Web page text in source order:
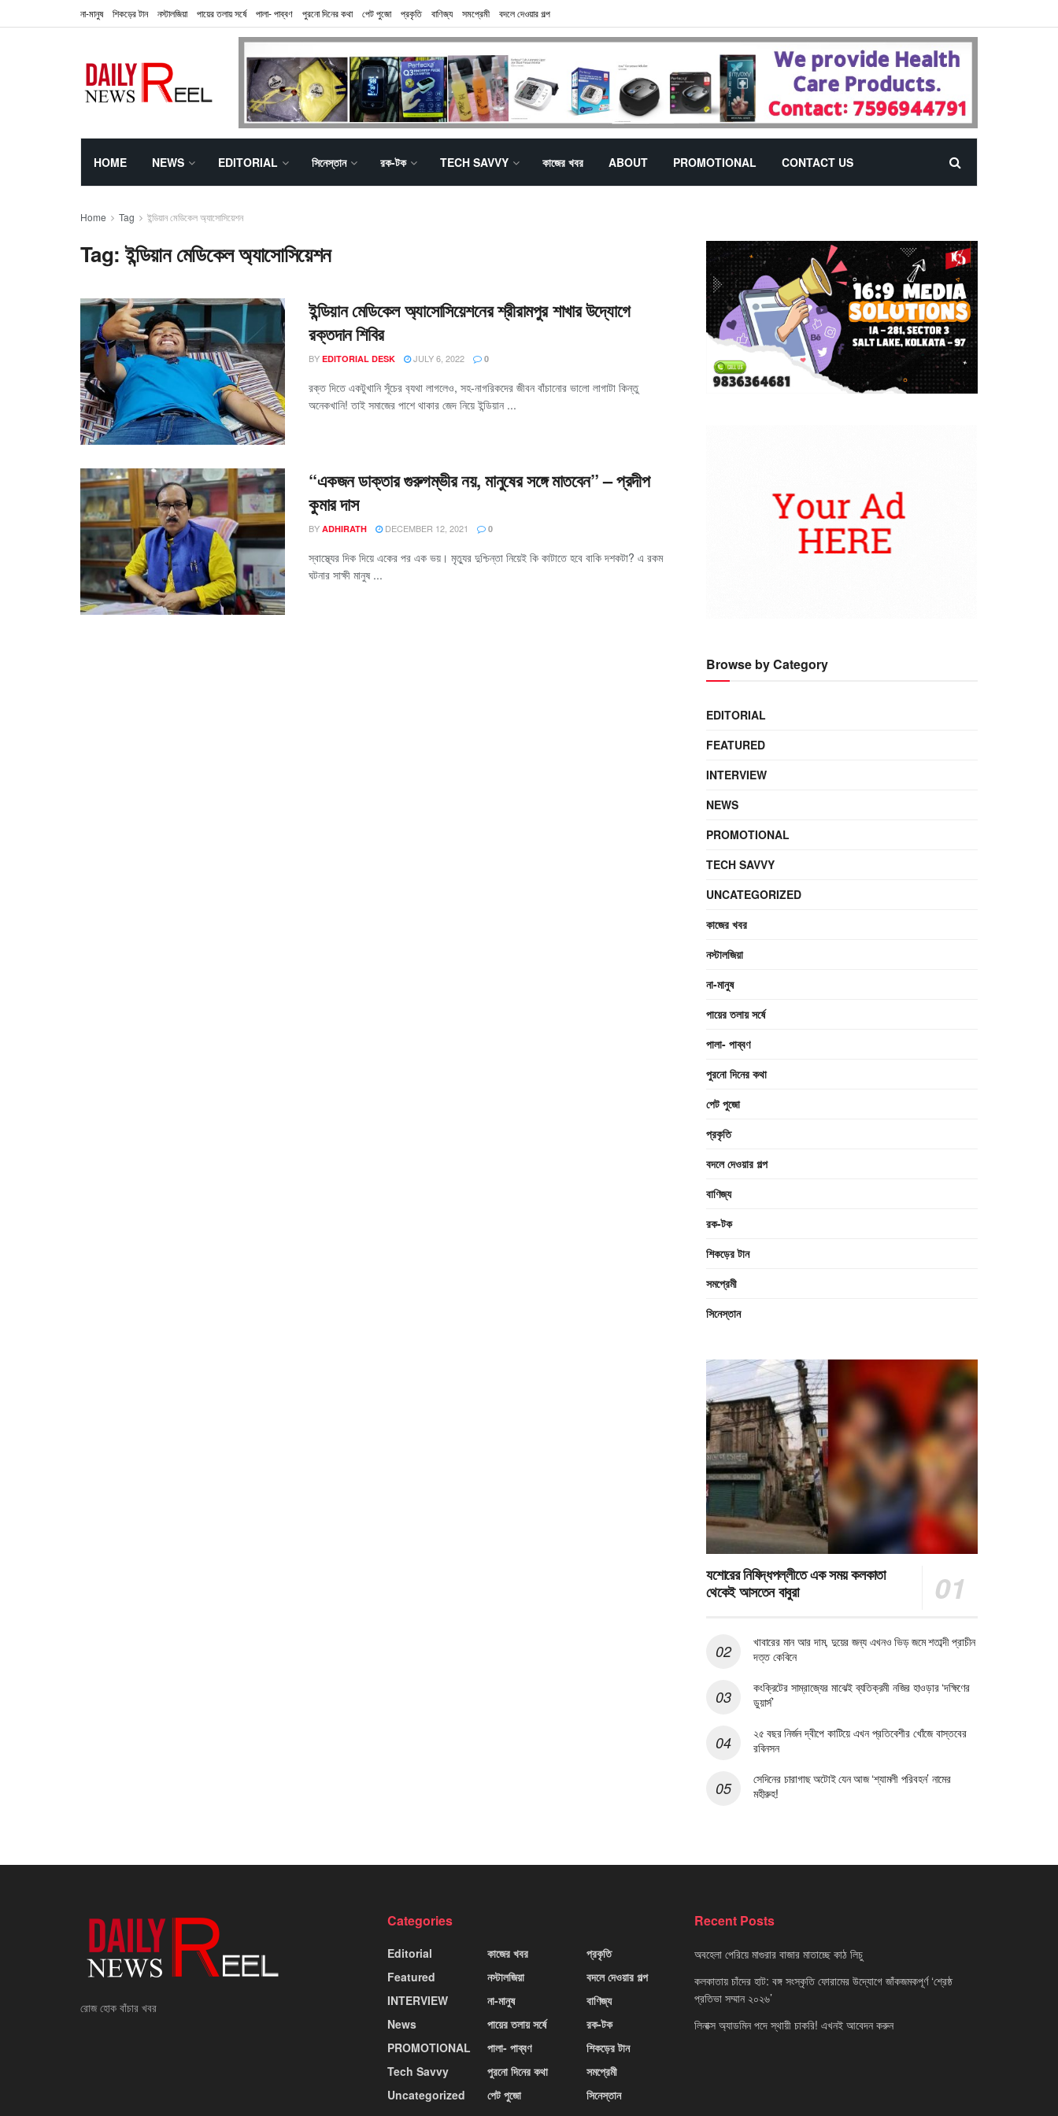
না-মানুষ শিকড়ের টান নস্টালজিয়া পায়ের তলায় সর্ষে পালা- পাব্বণ পুরনো দিনের কথা পেট পুজো প্রকৃতি বাণিজ্য সমপ্রেমী বদলে দেওয়ার গল্প
HOME NEWS EDITORIAL সিনেস্তান রক-টক TECH SAVVY কাজের খবর ABOUT PROMOTIONAL CONTACT US
Home Tag ইন্ডিয়ান মেডিকেল অ্যাসোসিয়েশন
Tag:ইন্ডিয়ান মেডিকেল অ্যাসোসিয়েশন
ইন্ডিয়ান মেডিকেল অ্যাসোসিয়েশনের শ্রীরামপুর শাখার উদ্যোগে
রক্তদান শিবির
BY EDITORIAL DESK JULY 6, 2022 0
রক্ত দিতে একটুখানি সূঁচের ব‍্যথা লাগলেও, সহ-নাগরিকদের জীবন বাঁচানোর ভালো লাগাটা কিন্তু
অনেকখানি! তাই সমাজের পাশে থাকার জেদ নিয়ে ইন্ডিয়ান ...
“একজন ডাক্তার গুরুগম্ভীর নয়, মানুষের সঙ্গে মাতবেন” – প্রদীপ
কুমার দাস
BY ADHIRATH DECEMBER 12, 2021 0
স্বাস্থ্যের দিক দিয়ে একের পর এক ভয়। মৃত্যুর দুশ্চিন্তা নিয়েই কি কাটাতে হবে বাকি দশকটা? এ রকম
ঘটনার সাক্ষী মানুষ ...
Browse by Category
EDITORIAL
FEATURED
INTERVIEW
NEWS
PROMOTIONAL
TECH SAVVY
UNCATEGORIZED
কাজের খবর
নস্টালজিয়া
না-মানুষ
পায়ের তলায় সর্ষে
পালা- পাব্বণ
পুরনো দিনের কথা
পেট পুজো
প্রকৃতি
বদলে দেওয়ার গল্প
বাণিজ্য
রক-টক
শিকড়ের টান
সমপ্রেমী
সিনেস্তান
যশোরের নিষিদ্ধপল্লীতে এক সময় কলকাতা
থেকেই আসতেন বাবুরা
খাবারের মান আর দাম, দুয়ের জন্য এখনও ভিড় জমে শতাব্দী প্রাচীন
দত্ত কেবিনে
কংক্রিটের সাম্রাজ্যের মাঝেই ব্যতিক্রমী নজির হাওড়ার ‘দক্ষিণের
ডুয়ার্স’
২৫ বছর নির্জন দ্বীপে কাটিয়ে এখন প্রতিবেশীর খোঁজে বাস্তবের
রবিনসন
সেদিনের চারাগাছ অটোই যেন আজ ‘শ্যামলী পরিবহন’ নামের
মহীরুহ!
রোজ হোক বাঁচার খবর
Categories
Editorial
Featured
INTERVIEW
News
PROMOTIONAL
Tech Savvy
Uncategorized
কাজের খবর
নস্টালজিয়া
না-মানুষ
পায়ের তলায় সর্ষে
পালা- পাব্বণ
পুরনো দিনের কথা
পেট পুজো
প্রকৃতি
বদলে দেওয়ার গল্প
বাণিজ্য
রক-টক
শিকড়ের টান
সমপ্রেমী
সিনেস্তান
Recent Posts
অবহেলা পেরিয়ে মাগুরার বাজার মাতাচ্ছে কাঠ লিচু
কলকাতায় চাঁদের হাট: বঙ্গ সংস্কৃতি ফোরামের উদ্যোগে জাঁকজমকপূর্ণ ‘শ্রেষ্ঠ
প্রতিভা সম্মান ২০২৬’
লিনাক্স অ্যাডমিন পদে স্থায়ী চাকরি! এখনই আবেদন করুন